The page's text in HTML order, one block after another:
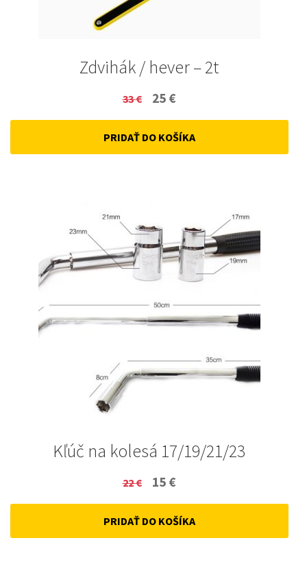
Zdvihák / hever – 2t
33€
Original
price
was:
25 €
price
is:
PRIDAŤ DO KOŠÍKA
Kľúč na kolesá 17/19/21/23
22€
Original
price
was:
15 €
price
is:
PRIDAŤ DO KOŠÍKA